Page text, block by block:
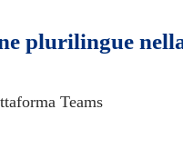
plurilingue
Teams